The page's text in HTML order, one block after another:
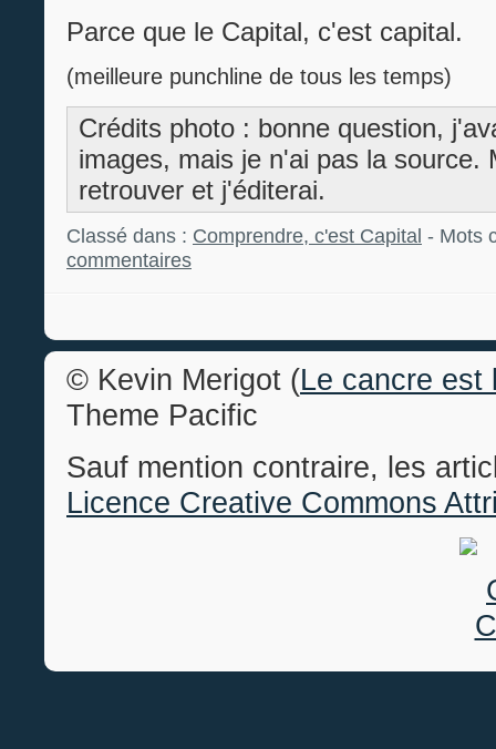
Parce que le Capital, c'est capital.
(meilleure punchline de tous les temps)
Crédits photo : bonne question,
images, mais je n'ai pas la source.
retrouver et j'éditerai.
Classé dans : Comprendre, c'est Capital - Mots
commentaires
© Kevin Merigot (Le cancre est
Theme Pacific
Sauf mention contraire, les
Licence Creative Commons